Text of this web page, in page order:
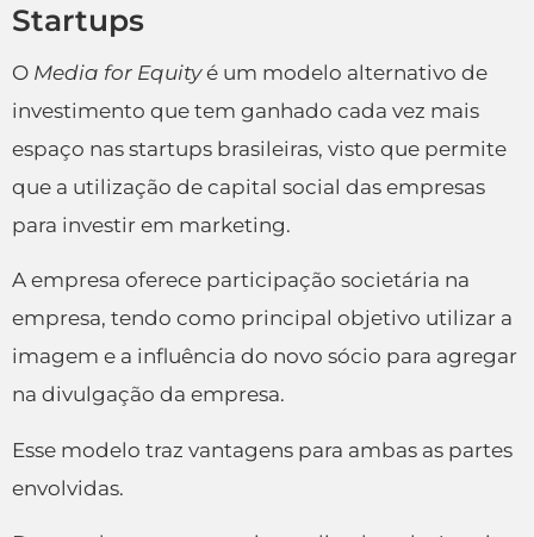
Startups
O Media for Equityé um modelo alternativo de
investimento que tem ganhado cada vez mais
espaço nas startups brasileiras, visto que permite
que a utilização de capital social das empresas
para investir em marketing.
A empresa oferece participação societária na
empresa, tendo como principal objetivo utilizar a
imagem e a influência do novo sócio para agregar
na divulgação da empresa.
Esse modelo traz vantagens para ambas as partes
envolvidas.